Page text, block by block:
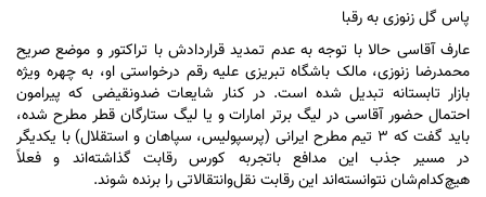
پاس گل زنوزی به رقبا
عارف آقاسی حالا با توجه به عدم تمدید قراردادش با تراکتور و موضع صریح
محمدرضا زنوزی، مالک باشگاه تبریزی علیه رقم درخواستی او، به چهره ویژه
بازار تابستانه تبدیل شده است. در کنار شایعات ضدونقیضی که پیرامون
احتمال حضور آقاسی در لیگ برتر امارات و یا لیگ ستارگان قطر مطرح شده،
باید گفت که ۳ تیم مطرح ایرانی (پرسپولیس، سپاهان و استقلال) با یکدیگر
در مسیر جذب این مدافع باتجربه کورس رقابت گذاشته‌اند و فعلاً
هیچ‌کدام‌شان نتوانسته‌اند این رقابت نقل‌وانتقالاتی را برنده شوند.